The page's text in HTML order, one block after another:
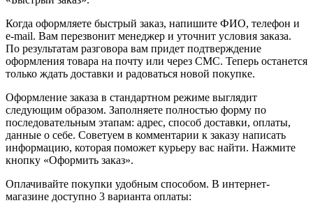
Когда оформляете быстрый заказ, напишите ФИО, телефон и
e-mail. Вам перезвонит менеджер и уточнит условия заказа.
По результатам разговора вам придет подтверждение
оформления товара на почту или через СМС. Теперь останется
только ждать доставки и радоваться новой покупке.
Оформление заказа в стандартном режиме выглядит
следующим образом. Заполняете полностью форму по
последовательным этапам: адрес, способ доставки, оплаты,
данные о себе. Советуем в комментарии к заказу написать
информацию, которая поможет курьеру вас найти. Нажмите
кнопку «Оформить заказ».
Оплачивайте покупки удобным способом. В интернет-
магазине доступно 3 варианта оплаты: